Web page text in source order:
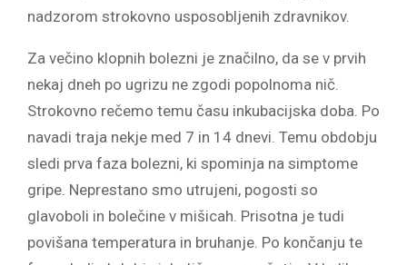
nadzorom strokovno usposobljenih zdravnikov.
Za večino klopnih bolezni je značilno, da se v prvih
nekaj dneh po ugrizu ne zgodi popolnoma nič.
Strokovno rečemo temu času inkubacijska doba. Po
navadi traja nekje med 7 in 14 dnevi. Temu obdobju
sledi prva faza bolezni, ki spominja na simptome
gripe. Neprestano smo utrujeni, pogosti so
glavoboli in bolečine v mišicah. Prisotna je tudi
povišana temperatura in bruhanje. Po končanju te